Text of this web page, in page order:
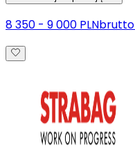
8 350 - 9 000 PLNbrutto